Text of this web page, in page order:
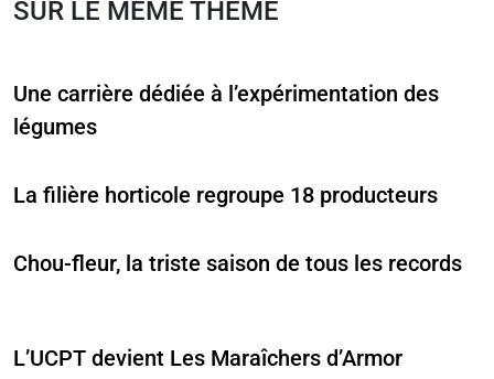
SUR LE MÊME THÈME
Une carrière dédiée à l’expérimentation des
légumes
La filière horticole regroupe 18 producteurs
Chou-fleur, la triste saison de tous les records
L’UCPT devient Les Maraîchers d’Armor